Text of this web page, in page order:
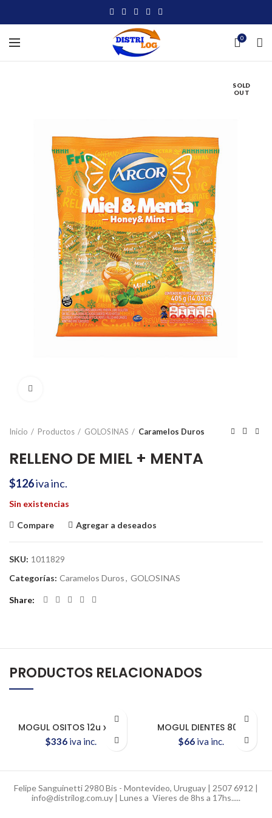
0
SOLD
OUT
Inicio Productos GOLOSINAS Caramelos Duros
RELLENO DE MIEL + MENTA
$126iva inc.
Sin existencias
Compare Agregar a deseados
SKU: 1011829
Categorías: Caramelos Duros, GOLOSINAS
Share
PRODUCTOS RELACIONADOS
MOGUL OSITOS 12u x30g
$336 iva inc.
MOGUL DIENTES 80G
$66iva inc.
Felipe Sanguinetti 2980 Bis - Montevideo, Uruguay | 2507 6912 |
info@distrilog.com.uy | Lunes a Vieres de 8hs a 17hs.....